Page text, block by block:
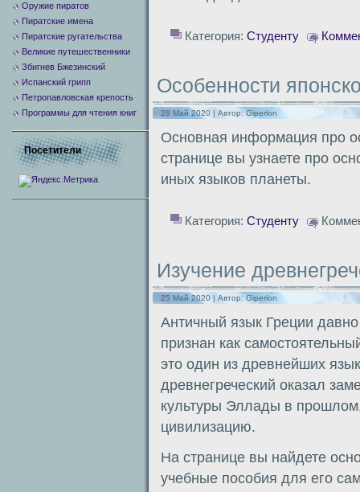
Категория: Студенту
Особенности
28 Май 2020 | Автор:Giperion
Основная информация про
странице вы узнаете про
иных языков планеты.
Категория: Студенту
Изучение
25 Май 2020 | Автор:Giperion
Античный язык Греции давно
признан как
это один из древнейших
древнегреческий оказал
культуры Эллады в
цивилизацию.
На странице вы найдете
учебные пособия для его
Оружие пиратов
Пиратские имена
Пиратские ругательства
Великие путешественники
Збигнев Бжезинский
Испанский грипп
Петропавловская крепость
Программы для чтения книг
Посетители